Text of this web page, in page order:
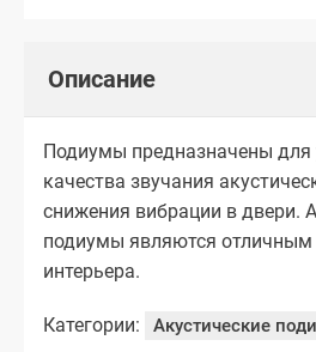
Описание
Подиумы предназначены для
качества звучания
снижения вибрации в двери.
подиумы являются
интерьера.
Категории: Акустические